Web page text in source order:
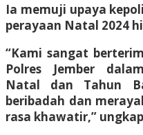
Ia memuji upaya
perayaan Natal 2024
“Kami sangat
Polres Jember
Natal dan Tahun
beribadah dan
rasa khawatir,”